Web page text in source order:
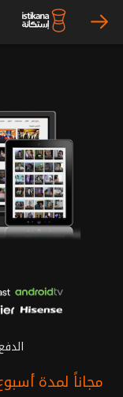
arrow_right
مجاناً لمدة أسبوع ثم $7.99 شهريا